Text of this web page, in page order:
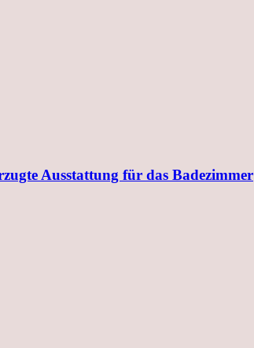
Ausstattung für das Badezimmer